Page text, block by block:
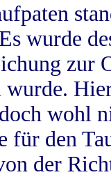
wurde
zur
wurde.
wohl
für den
der